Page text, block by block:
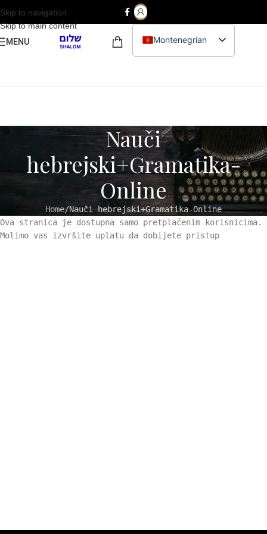
Skip to navigation
Skip to main content
MENU
Montenegrian
Hebrew
Nauči
hebrejski+Gramatika-
Online
Home Nauči hebrejski+Gramatika-Online
Ova stranica je dostupna samo pretplaćenim korisnicima.
Molimo vas izvršite uplatu da dobijete pristup